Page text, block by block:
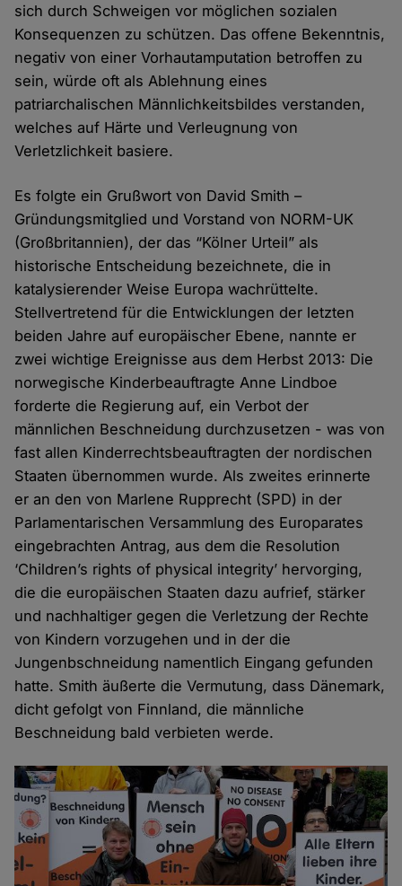
sich durch Schweigen vor möglichen sozialen
Konsequenzen zu schützen. Das offene Bekenntnis,
negativ von einer Vorhautamputation betroffen zu
sein, würde oft als Ablehnung eines
patriarchalischen Männlichkeitsbildes verstanden,
welches auf Härte und Verleugnung von
Verletzlichkeit basiere.
Es folgte ein Grußwort von David Smith –
Gründungsmitglied und Vorstand von NORM-UK
(Großbritannien), der das “Kölner Urteil” als
historische Entscheidung bezeichnete, die in
katalysierender Weise Europa wachrüttelte.
Stellvertretend für die Entwicklungen der letzten
beiden Jahre auf europäischer Ebene, nannte er
zwei wichtige Ereignisse aus dem Herbst 2013: Die
norwegische Kinderbeauftragte Anne Lindboe
forderte die Regierung auf, ein Verbot der
männlichen Beschneidung durchzusetzen - was von
fast allen Kinderrechtsbeauftragten der nordischen
Staaten übernommen wurde. Als zweites erinnerte
er an den von Marlene Rupprecht (SPD) in der
Parlamentarischen Versammlung des Europarates
eingebrachten Antrag, aus dem die Resolution
‘Children’s rights of physical integrity’ hervorging,
die die europäischen Staaten dazu aufrief, stärker
und nachhaltiger gegen die Verletzung der Rechte
von Kindern vorzugehen und in der die
Jungenbschneidung namentlich Eingang gefunden
hatte. Smith äußerte die Vermutung, dass Dänemark,
dicht gefolgt von Finnland, die männliche
Beschneidung bald verbieten werde.